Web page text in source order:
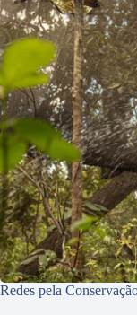
Redes pela